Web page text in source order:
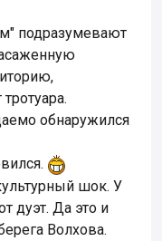
подразумевают
обнаружился
шок. У
дуэт. Да это и
Волхова.